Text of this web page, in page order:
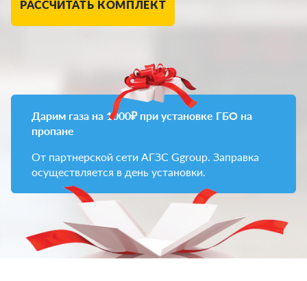
РАССЧИТАТЬ КОМПЛЕКТ
Дарим газа на 1000₽ при установке ГБО на
пропане
От партнерской сети АГЗС Ggroup. Заправка
осуществляется в день установки.